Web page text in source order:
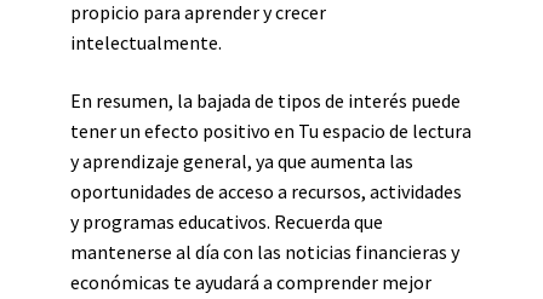
propicio para aprender y crecer
intelectualmente.
En resumen, la bajada de tipos de interés puede
tener un efecto positivo en Tu espacio de lectura
y aprendizaje general, ya que aumenta las
oportunidades de acceso a recursos, actividades
y programas educativos. Recuerda que
mantenerse al día con las noticias financieras y
económicas te ayudará a comprender mejor